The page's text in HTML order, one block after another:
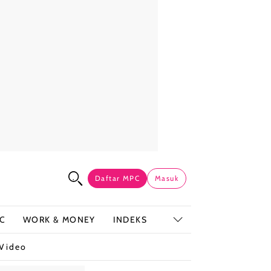
Daftar MPC Masuk
WORK & MONEY INDEKS